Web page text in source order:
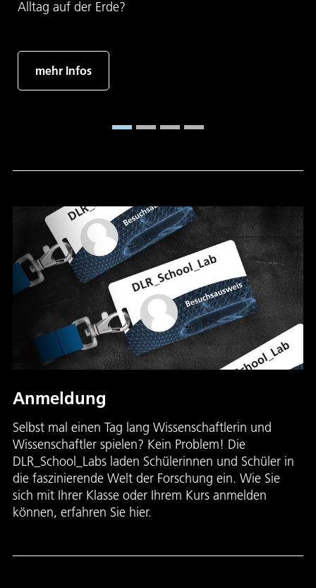
Alltag auf der Erde?
mehr Infos
Anmeldung
Selbst mal einen Tag lang Wissenschaftlerin und
Wissenschaftler spielen? Kein Problem! Die
DLR_School_Labs laden Schülerinnen und Schüler in
die faszinierende Welt der Forschung ein. Wie Sie
sich mit Ihrer Klasse oder Ihrem Kurs anmelden
können, erfahren Sie hier.